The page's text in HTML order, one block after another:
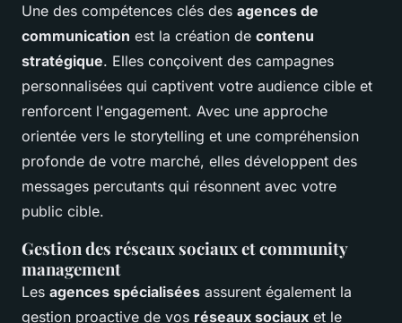
Une des compétences clés des agences de
communication est la création de contenu
stratégique. Elles conçoivent des campagnes
personnalisées qui captivent votre audience cible et
renforcent l'engagement. Avec une approche
orientée vers le storytelling et une compréhension
profonde de votre marché, elles développent des
messages percutants qui résonnent avec votre
public cible.
Gestion des réseaux sociaux et community
management
Les agences spécialisées assurent également la
gestion proactive de vos réseaux sociaux et le